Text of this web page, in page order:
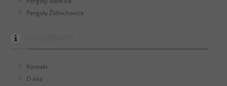
Pergoly Židlochovice
O SPOLEČNOSTI
Kontakt
O nás